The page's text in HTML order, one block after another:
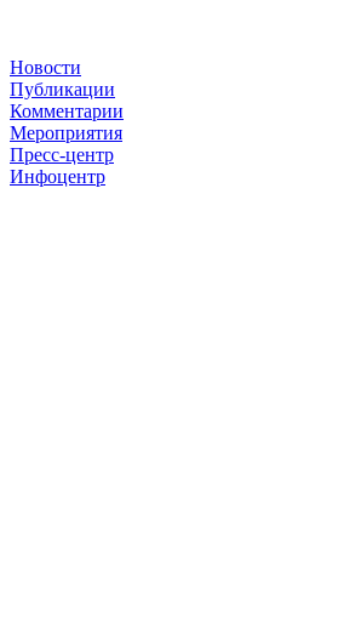
Новости
Публикации
Комментарии
Мероприятия
Пресс-центр
Инфоцентр